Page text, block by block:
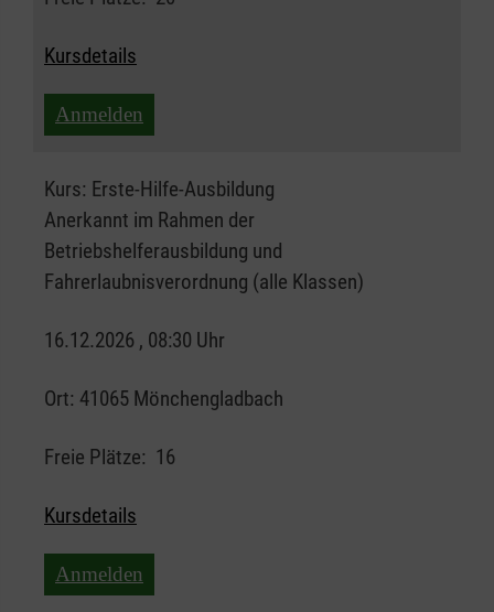
Kursdetails
Anmelden
Kurs: Erste-Hilfe-Ausbildung
Anerkannt im Rahmen der
Betriebshelferausbildung und
Fahrerlaubnisverordnung (alle Klassen)
16.12.2026 , 08:30 Uhr
Ort: 41065 Mönchengladbach
Freie Plätze: 16
Kursdetails
Anmelden